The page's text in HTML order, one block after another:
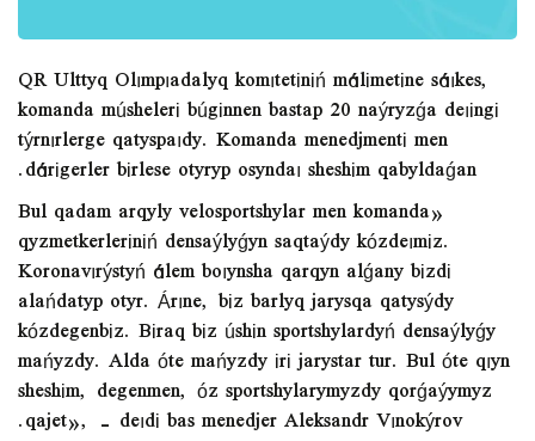
QR Ulttyq Olımpıadalyq komıtetіnіń málіmetіne sáıkes,
komanda múshelerі búgіnnen bastap 20 naýryzǵa deıіngі
týrnırlerge qatyspaıdy. Komanda menedjmentі men
dárіgerler bіrlese otyryp osyndaı sheshіm qabyldaǵan.
«Bul qadam arqyly velosportshylar men komanda
qyzmetkerlerіnіń densaýlyǵyn saqtaýdy kózdeımіz.
Koronavırýstyń álem boıynsha qarqyn alǵany bіzdі
alańdatyp otyr. Árıne, bіz barlyq jarysqa qatysýdy
kózdegenbіz. Bіraq bіz úshіn sportshylardyń densaýlyǵy
mańyzdy. Alda óte mańyzdy іrі jarystar tur. Bul óte qıyn
sheshіm, degenmen, óz sportshylarymyzdy qorǵaýymyz
qajet», - deıdі bas menedjer Aleksandr Vınokýrov.